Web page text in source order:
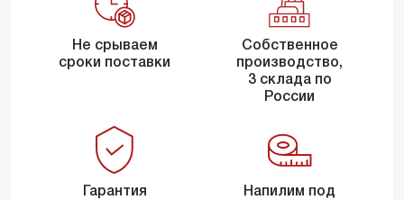
Не срываем
сроки поставки
Собственное
производство,
3 склада по
России
Гарантия
Напилим под